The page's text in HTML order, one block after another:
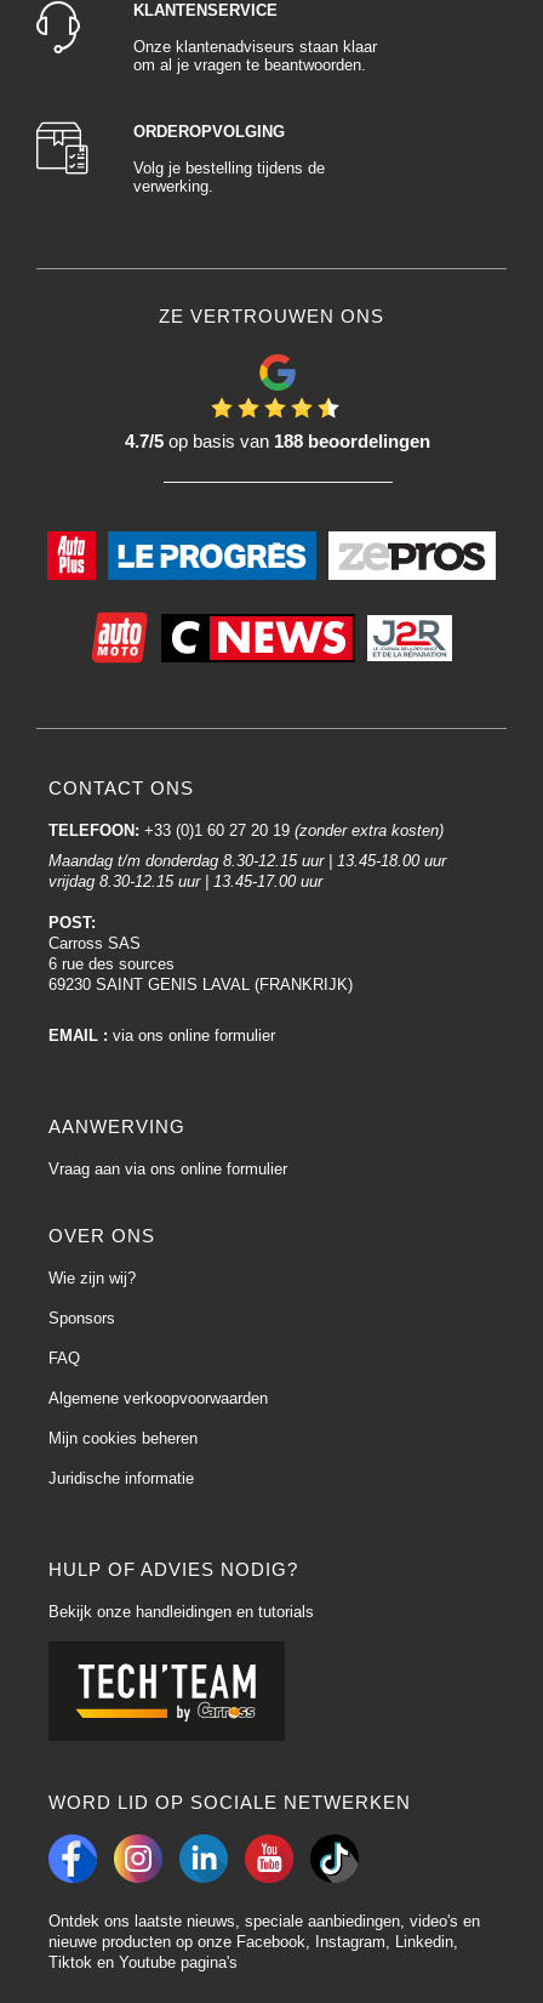
KLANTENSERVICE
Onze klantenadviseurs staan klaar
om al je vragen te beantwoorden.
ORDEROPVOLGING
Volg je bestelling tijdens de
verwerking.
ZE VERTROUWEN ONS
4.7/5 op basis van 188 beoordelingen
HULP OF ADVIES NODIG?
Bekijk onze handleidingen en tutorials
WORD LID OP SOCIALE NETWERKEN
Ontdek ons laatste nieuws, speciale aanbiedingen, video's en
nieuwe producten op onze Facebook, Instagram, Linkedin,
Tiktok en Youtube pagina's
CONTACT ONS
TELEFOON: +33 (0)1 60 27 20 19 (zonder extra kosten)
Maandag t/m donderdag 8.30-12.15 uur | 13.45-18.00 uur
vrijdag 8.30-12.15 uur | 13.45-17.00 uur
POST:
Carross SAS
6 rue des sources
69230 SAINT GENIS LAVAL (FRANKRIJK)
EMAIL : via ons online formulier
AANWERVING
Vraag aan via ons online formulier
OVER ONS
Wie zijn wij?
Sponsors
FAQ
Algemene verkoopvoorwaarden
Mijn cookies beheren
Juridische informatie